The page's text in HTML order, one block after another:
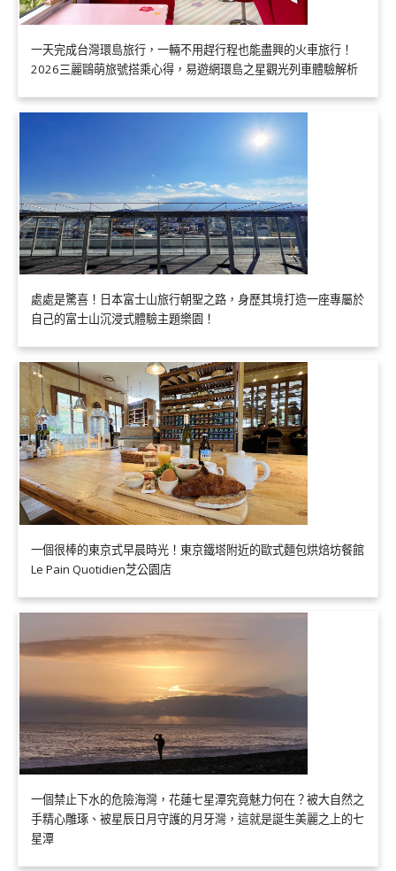
一天完成台灣環島旅行，一輛不用趕行程也能盡興的火車旅行！
2026三麗鷗萌旅號搭乘心得，易遊網環島之星觀光列車體驗解析
處處是驚喜！日本富士山旅行朝聖之路，身歷其境打造一座專屬於
自己的富士山沉浸式體驗主題樂園！
一個很棒的東京式早晨時光！東京鐵塔附近的歐式麵包烘焙坊餐館
Le Pain Quotidien芝公園店
一個禁止下水的危險海灣，花蓮七星潭究竟魅力何在？被大自然之
手精心雕琢、被星辰日月守護的月牙灣，這就是誕生美麗之上的七
星潭